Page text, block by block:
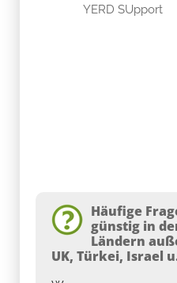
YERD SUpport
Häufige
günstig in
Ländern
UK, Türkei, Israel